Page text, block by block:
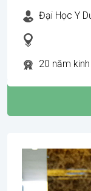
Đại Học Y
20 năm